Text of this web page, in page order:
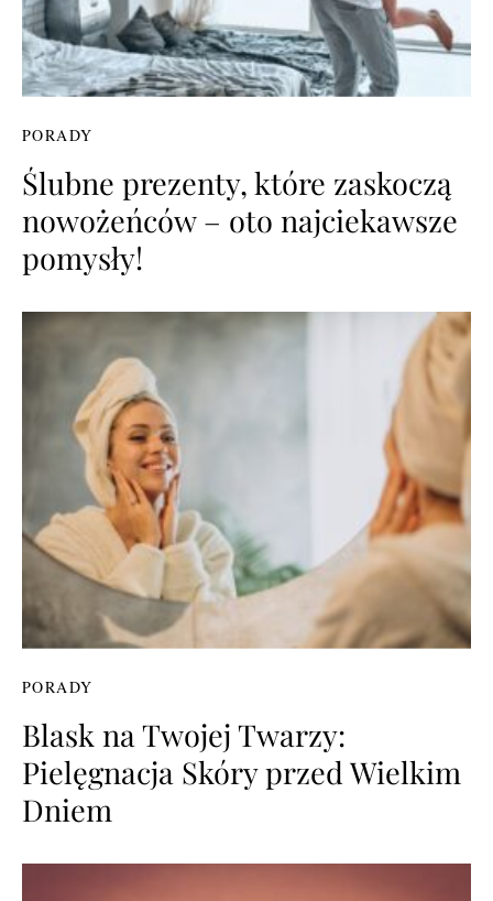
PORADY
Ślubne prezenty, które zaskoczą
nowożeńców – oto najciekawsze
pomysły!
PORADY
Blask na Twojej Twarzy:
Pielęgnacja Skóry przed Wielkim
Dniem